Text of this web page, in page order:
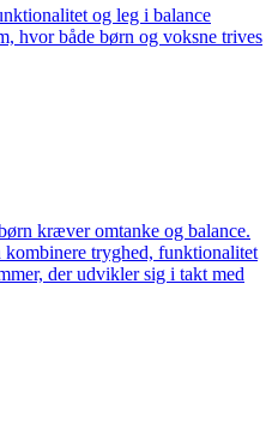
og leg i balance
hvor både børn og voksne trives
kræver omtanke og balance.
tryghed, funktionalitet
der udvikler sig i takt med